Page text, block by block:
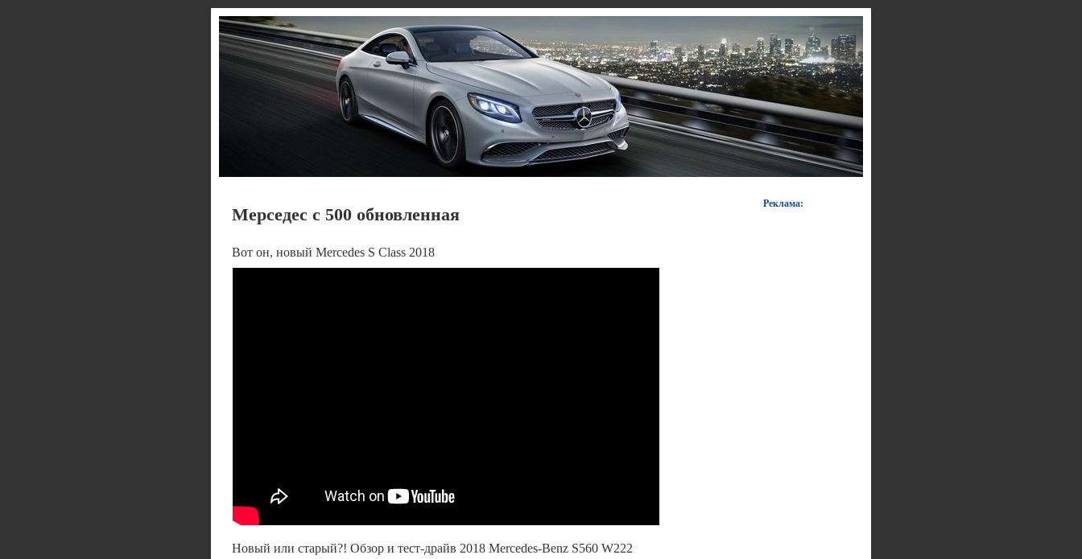
Мерседес с 500 обновленная
Вот он, новый Mercedes S Class 2018
Новый или старый?! Обзор и тест-драйв 2018 Mercedes-Benz S560 W222
Реклама: